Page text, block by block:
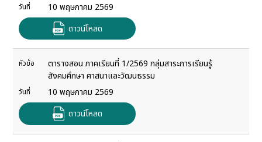
วันที่
10 พฤษภาคม 2569
ดาวน์โหลด
หัวข้อ
ตารางสอน ภาคเรียนที่ 1/2569 กลุ่มสาระการเรียนรู้
สังคมศึกษา ศาสนาและวัฒนธรรม
วันที่
10 พฤษภาคม 2569
ดาวน์โหลด